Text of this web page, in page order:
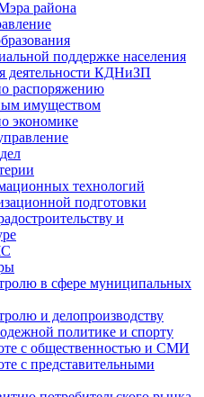
района
поддержке населения
деятельности КДНиЗП
распоряжению
имуществом
экономике
технологий
подготовки
и
в сфере муниципальных
и делопроизводству
политике и спорту
с общественностью и СМИ
с представительными